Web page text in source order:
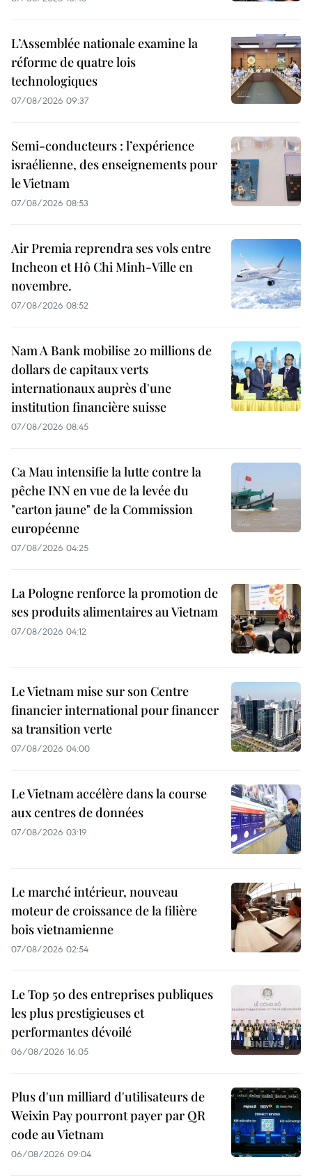
L’Assemblée nationale examine la
réforme de quatre lois
technologiques
07/08/2026 09:37
Semi-conducteurs : l’expérience
israélienne, des enseignements pour
le Vietnam
07/08/2026 08:53
Air Premia reprendra ses vols entre
Incheon et Hô Chi Minh-Ville en
novembre.
07/08/2026 08:52
Nam A Bank mobilise 20 millions de
dollars de capitaux verts
internationaux auprès d'une
institution financière suisse
07/08/2026 08:45
Ca Mau intensifie la lutte contre la
pêche INN en vue de la levée du
"carton jaune" de la Commission
européenne
07/08/2026 04:25
La Pologne renforce la promotion de
ses produits alimentaires au Vietnam
07/08/2026 04:12
Le Vietnam mise sur son Centre
financier international pour financer
sa transition verte
07/08/2026 04:00
Le Vietnam accélère dans la course
aux centres de données
07/08/2026 03:19
Le marché intérieur, nouveau
moteur de croissance de la filière
bois vietnamienne
07/08/2026 02:54
Le Top 50 des entreprises publiques
les plus prestigieuses et
performantes dévoilé
06/08/2026 16:05
Plus d'un milliard d'utilisateurs de
Weixin Pay pourront payer par QR
code au Vietnam
06/08/2026 09:04